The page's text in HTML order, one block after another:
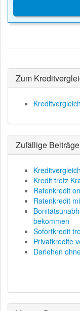
Zum
Zufällige Beiträge
Kredit trotz
Ratenkredit
Ratenkredit
bekommen
Sofortkredit
Privatkredite
Darlehen